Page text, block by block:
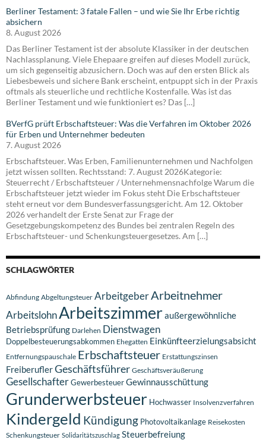
Berliner Testament: 3 fatale Fallen – und wie Sie Ihr Erbe richtig
absichern
8. August 2026
Das Berliner Testament ist der absolute Klassiker in der deutschen
Nachlassplanung. Viele Ehepaare greifen auf dieses Modell zurück,
um sich gegenseitig abzusichern. Doch was auf den ersten Blick als
Liebesbeweis und sichere Bank erscheint, entpuppt sich in der Praxis
oftmals als steuerliche und rechtliche Kostenfalle. Was ist das
Berliner Testament und wie funktioniert es? Das […]
BVerfG prüft Erbschaftsteuer: Was die Verfahren im Oktober 2026
für Erben und Unternehmer bedeuten
7. August 2026
Erbschaftsteuer. Was Erben, Familienunternehmen und Nachfolgen
jetzt wissen sollten. Rechtsstand: 7. August 2026Kategorie:
Steuerrecht / Erbschaftsteuer / Unternehmensnachfolge Warum die
Erbschaftsteuer jetzt wieder im Fokus steht Die Erbschaftsteuer
steht erneut vor dem Bundesverfassungsgericht. Am 12. Oktober
2026 verhandelt der Erste Senat zur Frage der
Gesetzgebungskompetenz des Bundes bei zentralen Regeln des
Erbschaftsteuer- und Schenkungsteuergesetzes. Am […]
SCHLAGWÖRTER
Abfindung Abgeltungsteuer ArbeitgeberArbeitnehmer
ArbeitslohnArbeitszimmeraußergewöhnliche
Betriebsprüfung Darlehen Dienstwagen
Doppelbesteuerungsabkommen Ehegatten Einkünfteerzielungsabsicht
Entfernungspauschale Erbschaftsteuer Erstattungszinsen
FreiberuflerGeschäftsführer Geschäftsveräußerung
GesellschafterGewerbesteuerGewinnausschüttung
Grunderwerbsteuer Hochwasser Insolvenzverfahren
Kindergeld Kündigung Photovoltaikanlage Reisekosten
Schenkungsteuer Solidaritätszuschlag Steuerbefreiung